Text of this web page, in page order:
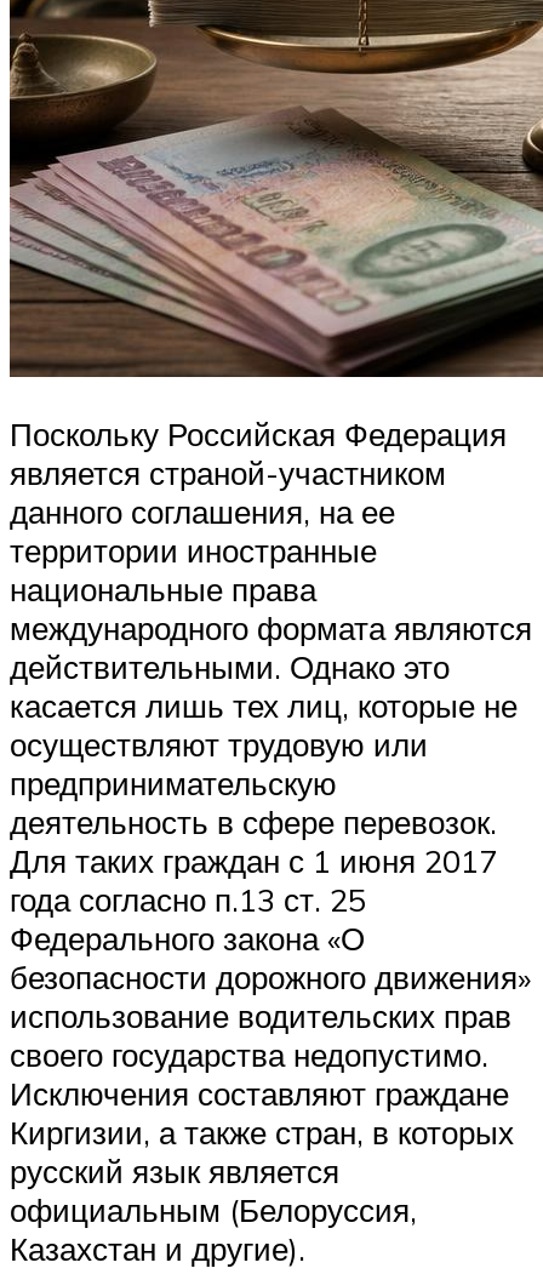
Поскольку Российская Федерация
является страной-участником
данного соглашения, на ее
территории иностранные
национальные права
международного формата являются
действительными. Однако это
касается лишь тех лиц, которые не
осуществляют трудовую или
предпринимательскую
деятельность в сфере перевозок.
Для таких граждан с 1 июня 2017
года согласно п.13 ст. 25
Федерального закона «О
безопасности дорожного движения»
использование водительских прав
своего государства недопустимо.
Исключения составляют граждане
Киргизии, а также стран, в которых
русский язык является
официальным (Белоруссия,
Казахстан и другие).